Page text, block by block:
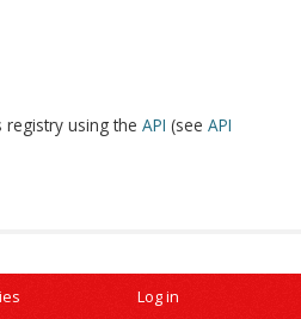
registry using the API (see API
Log in